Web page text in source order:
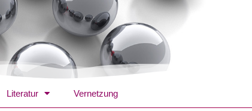
Literatur Vernetzung